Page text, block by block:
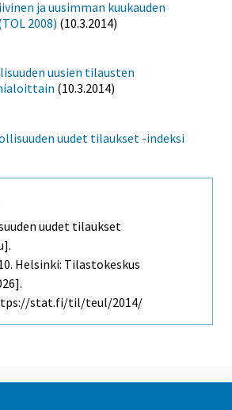
ja uusimman kuukauden
2008) (10.3.2014)
uusien tilausten
(10.3.2014)
uudet tilaukset -indeksi
uudet tilaukset
Helsinki: Tilastokeskus
stat.fi/til/teul/2014/